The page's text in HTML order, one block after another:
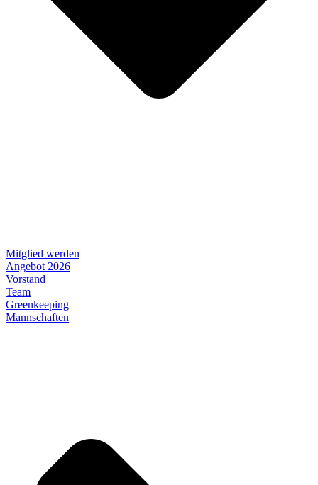
Mitglied werden
Angebot 2026
Vorstand
Team
Greenkeeping
Mannschaften